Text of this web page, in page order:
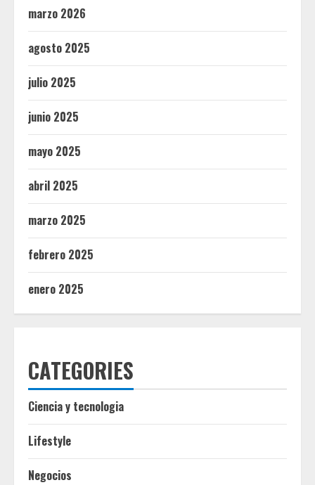
marzo 2026
agosto 2025
julio 2025
junio 2025
mayo 2025
abril 2025
marzo 2025
febrero 2025
enero 2025
CATEGORIES
Ciencia y tecnologia
Lifestyle
Negocios